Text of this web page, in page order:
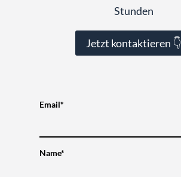
Stunden
Jetzt kontaktieren 👇
Email*
Name*